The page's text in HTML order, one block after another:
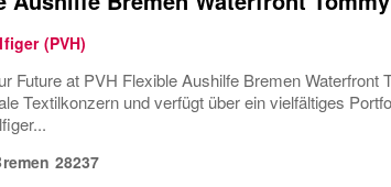
(PVH)
Future at PVH Flexible Aushilfe Bremen
Textilkonzern und verfügt über ein vielfältiges
28237